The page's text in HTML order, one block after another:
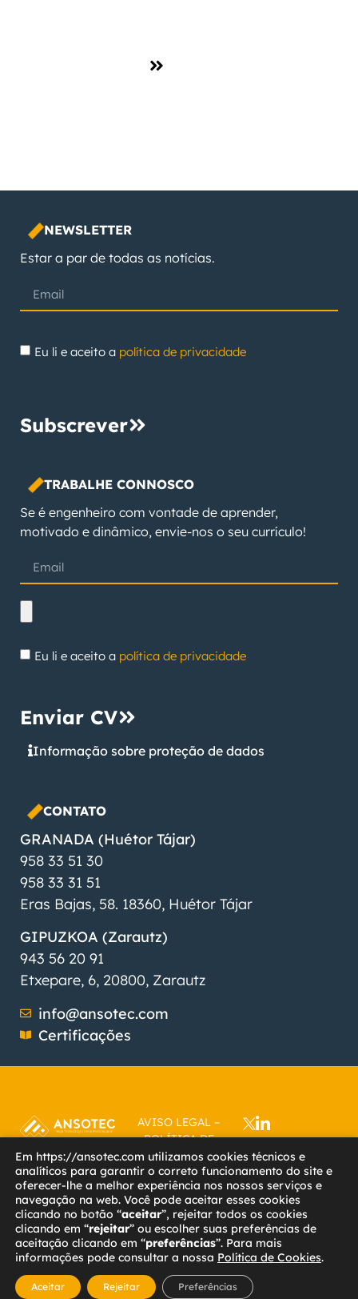
NEWSLETTER
Estar a par de todas as notícias.
Eu li e aceito a política de privacidade
Subscrever
TRABALHE CONNOSCO
Se é engenheiro com vontade de aprender,
motivado e dinâmico, envie-nos o seu currículo!
Eu li e aceito a política de privacidade
Enviar CV
Informação sobre proteção de dados
CONTATO
GRANADA (Huétor Tájar)
958 33 51 30
958 33 31 51
Eras Bajas, 58. 18360, Huétor Tájar
GIPUZKOA (Zarautz)
943 56 20 91
Etxepare, 6, 20800, Zarautz
info@ansotec.com
Certificações
AVISO LEGAL –
POLÍTICA DE
PRIVACIDAD–
POLÍTICA DE
COOKIES –
ACCESIBILIDAD–
CÁMARA
COMERCIO|
WITCREATIVO
Em https://ansotec.com utilizamos cookies técnicos e
analíticos para garantir o correto funcionamento do site e
oferecer-lhe a melhor experiência nos nossos serviços e
navegação na web. Você pode aceitar esses cookies
clicando no botão “aceitar”, rejeitar todos os cookies
clicando em “rejeitar” ou escolher suas preferências de
aceitação clicando em “preferências”. Para mais
informações pode consultar a nossa Política de Cookies.
Aceitar Rejeitar Preferências